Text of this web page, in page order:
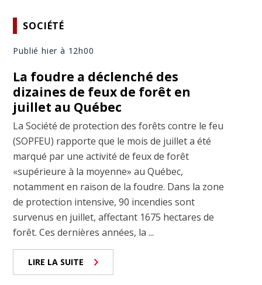
SOCIÉTÉ
Publié hier à 12h00
La foudre a déclenché des
dizaines de feux de forêt en
juillet au Québec
La Société de protection des forêts contre le feu
(SOPFEU) rapporte que le mois de juillet a été
marqué par une activité de feux de forêt
«supérieure à la moyenne» au Québec,
notamment en raison de la foudre. Dans la zone
de protection intensive, 90 incendies sont
survenus en juillet, affectant 1675 hectares de
forêt. Ces dernières années, la ...
LIRE LA SUITE